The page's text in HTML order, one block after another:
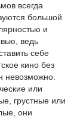
всегда
большой
и
ведь
себе
кино без
невозможно.
или
грустные или
они